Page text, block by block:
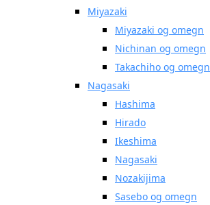
Miyazaki
Miyazaki og omegn
Nichinan og omegn
Takachiho og omegn
Nagasaki
Hashima
Hirado
Ikeshima
Nagasaki
Nozakijima
Sasebo og omegn